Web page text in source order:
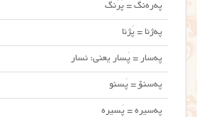
په‌ره‌نگ = پَرَنگ
په‌ژنا = پَژنا
په‌سار = پَسار یعنی: نسار
په‌سنۆ = پَسنو
په‌سیره = پَسیره